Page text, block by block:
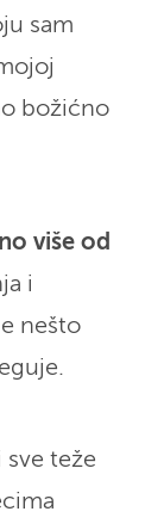
sam
božićno
više od
i
nešto
sve teže